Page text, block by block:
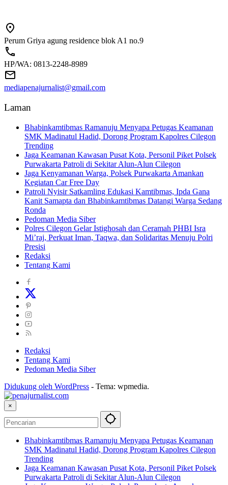
Perum Griya agung residence blok A1 no.9
HP/WA: 0813-2248-8989
mediapenajurnalist@gmail.com
Laman
Bhabinkamtibmas Ramanuju Menyapa Petugas Keamanan
SMK Madinatul Hadid, Dorong Program Kapolres Cilegon
Trending
Jaga Keamanan Kawasan Pusat Kota, Personil Piket Polsek
Purwakarta Patroli di Sekitar Alun-Alun Cilegon
Jaga Kenyamanan Warga, Polsek Purwakarta Amankan
Kegiatan Car Free Day
Patroli Nyisir Satkamling Edukasi Kamtibmas, Ipda Gana
Kanit Samapta dan Bhabinkamtibmas Datangi Warga Sedang
Ronda
Pedoman Media Siber
Polres Cilegon Gelar Istighosah dan Ceramah PHBI Isra
Mi’raj, Perkuat Iman, Taqwa, dan Solidaritas Menuju Polri
Presisi
Redaksi
Tentang Kami
Redaksi
Tentang Kami
Pedoman Media Siber
Didukung oleh WordPress - Tema: wpmedia.
×
Bhabinkamtibmas Ramanuju Menyapa Petugas Keamanan
SMK Madinatul Hadid, Dorong Program Kapolres Cilegon
Trending
Jaga Keamanan Kawasan Pusat Kota, Personil Piket Polsek
Purwakarta Patroli di Sekitar Alun-Alun Cilegon